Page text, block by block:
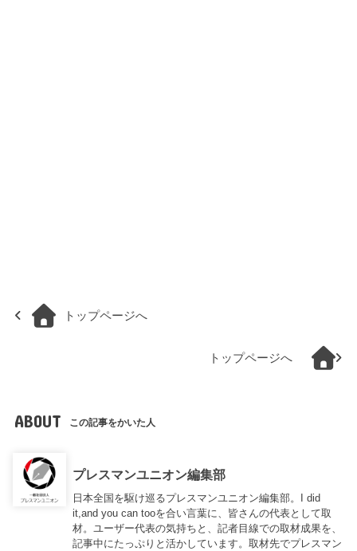
トップページへ
トップページへ
ABOUT この記事をかいた人
プレスマンユニオン編集部
日本全国を駆け巡るプレスマンユニオン編集部。I did
it,and you can tooを合い言葉に、皆さんの代表として取
材。ユーザー代表の気持ちと、記者目線での取材成果を、
記事中にたっぷりと活かしています。取材先でプレスマン